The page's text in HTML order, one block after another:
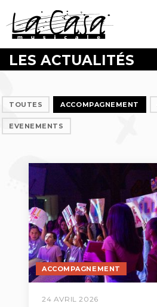
LES ACTUALITÉS
TOUTES ACCOMPAGNEMENT
EVENEMENTS
ACCOMPAGNEMENT
24 AVRIL 2026